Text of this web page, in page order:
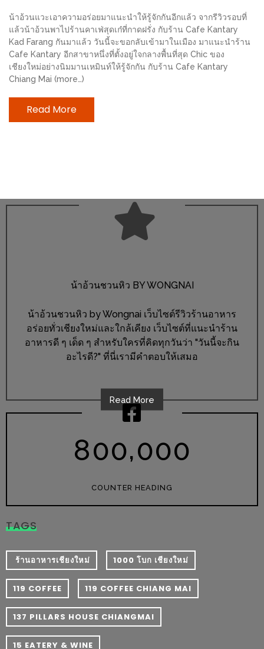
16
ร้าน
อร่อย
ที่
มา
ลอง
อาทิตย์
DRAFT
–
บาร์บีคิว
บ้านนา
จาก
ที่
เอาชนะ
ใจ
จาก
THE
น้าอ้วนแวะเอาความอร่อยมาแนะนำให้รู้จักกันอีกแล้ว จากรีวิวรอบที่
แล้วน้าอ้วนพาไปร้านคาเฟ่สุดเก๋ที่กาดฝรั่ง กับร้าน Cafe Kantary
Kad Farang กันมาแล้ว วันนี้จะขอกลับเข้ามาในเมือง มาแนะนำร้าน
Cafe Kantary อีกสาขาหนึ่งที่ตั้งอยู่ใจกลางพื้นที่สุด Chic ของ
เชียงใหม่อย่างนิมมานเหมินท์ให้รู้จักกัน กับร้าน Cafe Kantary
Chiang Mai (more…)
Read More
น้าอ้วนชวนหิว BY WONGNAI
น้าอ้วนชวนหิว by Wongnai เว็บไซต์รีวิวร้านอาหาร
อร่อยทั่วเชียงใหม่และใกล้เคียง เว็บไซต์ที่แนะนำร้าน
อาหารดี ๆ เด็ด ๆ สำหรับใครที่คิดทุกวันว่า "วันนี้จะกิน
อะไรดี?" ที่นี่เรามีคำตอบให้เสมอ
Read More
800,000
COUNTER HEADING
TAGS
​ ร้านอาหารเชียงใหม่ 1000 โบก เชียงใหม่
119 COFFEE 119 COFFEE CHIANG MAI
137 PILLARS HOUSE CHIANGMAI
15 EATERY & WINE